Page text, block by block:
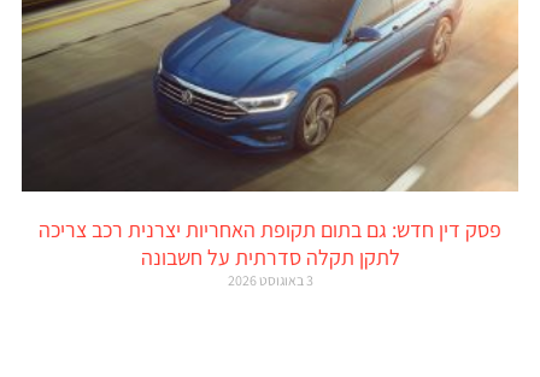
פסק דין חדש: גם בתום תקופת האחריות יצרנית רכב צריכה
לתקן תקלה סדרתית על חשבונה
3 באוגוסט 2026